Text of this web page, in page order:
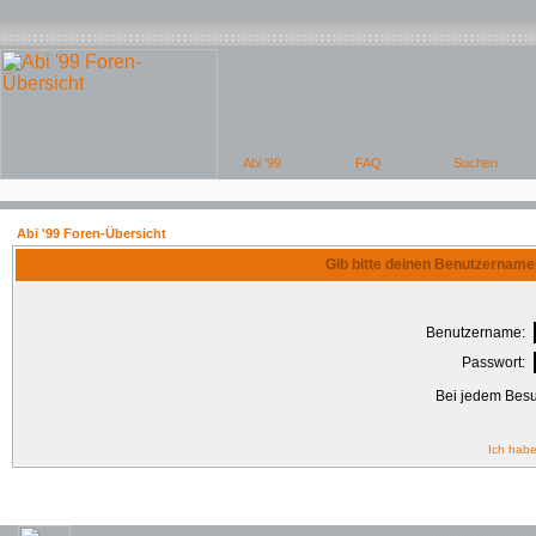
Abi '99 Foren-Übersicht
Gib bitte deinen
Benutzername:
Passwort:
Bei jedem
Ich